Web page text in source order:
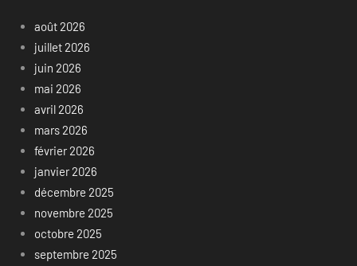
août 2026
juillet 2026
juin 2026
mai 2026
avril 2026
mars 2026
février 2026
janvier 2026
décembre 2025
novembre 2025
octobre 2025
septembre 2025